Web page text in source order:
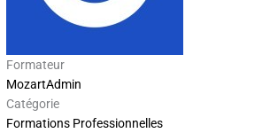
Formateur
MozartAdmin
Catégorie
Formations Professionnelles